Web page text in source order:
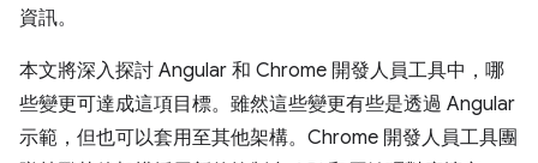
資訊。
本文將深入探討 Angular 和 Chrome 開發人員工具中，哪
些變更可達成這項目標。雖然這些變更有些是透過 Angular
示範，但也可以套用至其他架構。Chrome 開發人員工具團